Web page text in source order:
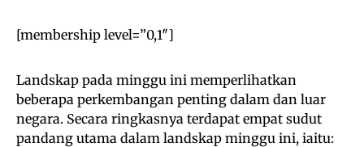
[membership level=”0,1″]
Landskap pada minggu ini memperlihatkan
beberapa perkembangan penting dalam dan luar
negara. Secara ringkasnya terdapat empat sudut
pandang utama dalam landskap minggu ini, iaitu: